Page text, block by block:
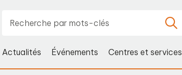
Actualités Événements Centres et services